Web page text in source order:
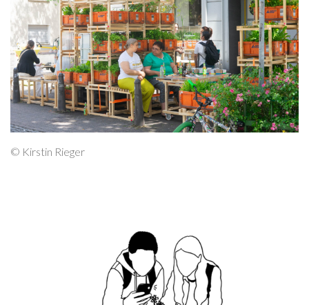
© Kirstin Rieger